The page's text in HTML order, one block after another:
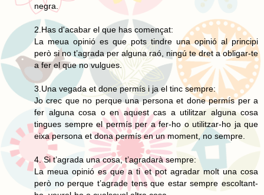
negra.
2.Has d'acabar el que has començat:
La meua opinió es que pots tindre una opinió al principi
però si no t’agrada per alguna raó, ningú te dret a obligar-te
a fer el que no vulgues.
3.Una vegada et done permís i ja el tinc sempre:
Jo crec que no perque una persona et done permís per a
fer alguna cosa o en aquest cas a utilitzar alguna cosa
tingues sempre el permís per a fer-ho o utilitzar-ho ja que
eixa persona et dona permís en un moment, no sempre.
4. Si t’agrada una cosa, t’agradarà sempre:
La meua opinió es que a ti et pot agradar molt una cosa
però no perque t’agrade tens que estar sempre escoltant-